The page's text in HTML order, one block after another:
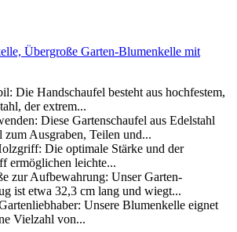
Übergroße Garten-Blumenkelle mit
Die Handschaufel besteht aus hochfestem,
der extrem...
Diese Gartenschaufel aus Edelstahl
zum Ausgraben, Teilen und...
Die optimale Stärke und der
ermöglichen leichte...
zur Aufbewahrung: Unser Garten-
ist etwa 32,3 cm lang und wiegt...
Unsere Blumenkelle eignet
Vielzahl von...